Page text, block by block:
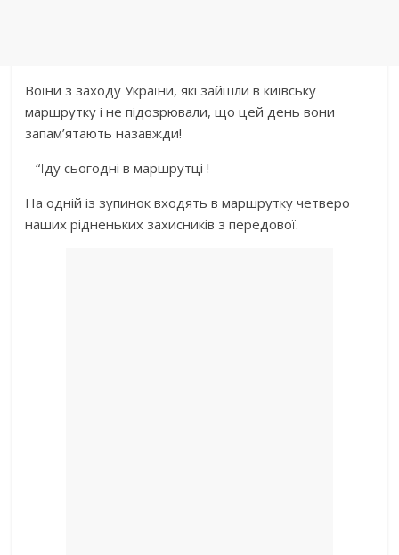
Воїни з заходу України, які зайшли в київську
маршрутку і не підозрювали, що цей день вони
запам’ятають назавжди!
– “Їду сьогодні в маршрутці !
На одній із зупинок входять в маршрутку четверо
наших рідненьких захисників з передової.